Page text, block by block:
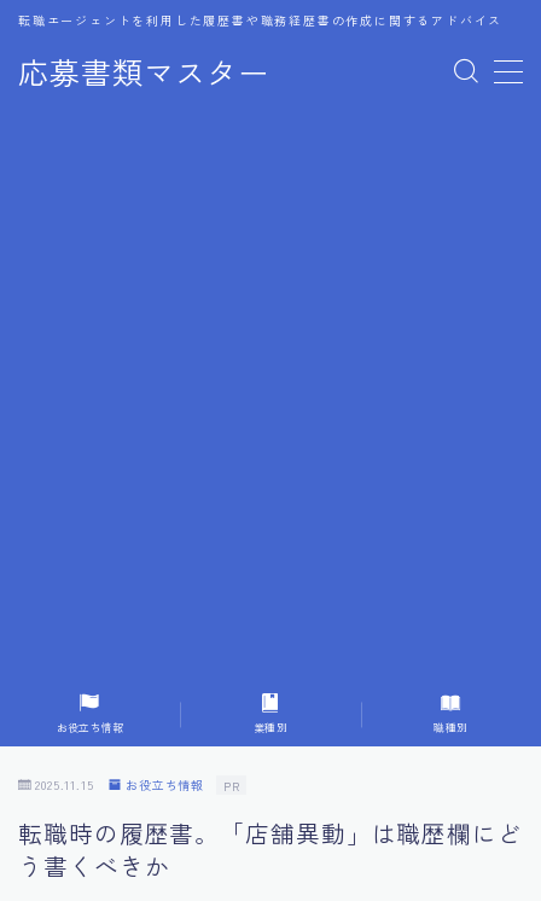
応募書類マスター
転職エージェントを利用した履歴書や職務経歴書の作成に関するアドバイス
MENU
9.転職成功者の事例分析とアドバイス
10.面接官に好印象を与える方法
11.キャリアアップを目指す人の応募書類
お役立ち情報 業種別 職種別
2025.11.15 お役立ち情報 PR
転職時の履歴書。「店舗異動」は職歴欄にど
う書くべきか